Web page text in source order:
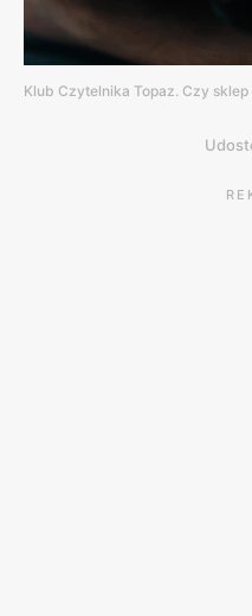
Klub Czytelnika Topaz. Czy